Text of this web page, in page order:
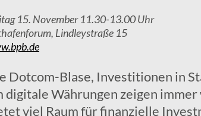
15. November 11.30-13.00 Uhr
Lindleystraße 15
Dotcom-Blase, Investitionen in
digitale Währungen zeigen
viel Raum für finanzielle